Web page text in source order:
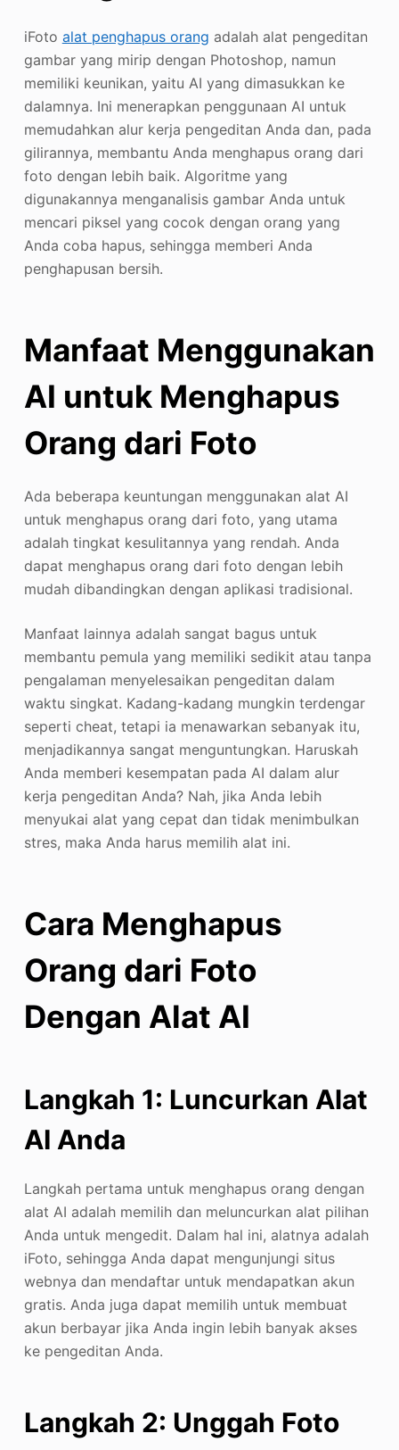
iFoto alat penghapus orang adalah alat pengeditan
gambar yang mirip dengan Photoshop, namun
memiliki keunikan, yaitu AI yang dimasukkan ke
dalamnya. Ini menerapkan penggunaan AI untuk
memudahkan alur kerja pengeditan Anda dan, pada
gilirannya, membantu Anda menghapus orang dari
foto dengan lebih baik. Algoritme yang
digunakannya menganalisis gambar Anda untuk
mencari piksel yang cocok dengan orang yang
Anda coba hapus, sehingga memberi Anda
penghapusan bersih.
Manfaat Menggunakan
AI untuk Menghapus
Orang dari Foto
Ada beberapa keuntungan menggunakan alat AI
untuk menghapus orang dari foto, yang utama
adalah tingkat kesulitannya yang rendah. Anda
dapat menghapus orang dari foto dengan lebih
mudah dibandingkan dengan aplikasi tradisional.
Manfaat lainnya adalah sangat bagus untuk
membantu pemula yang memiliki sedikit atau tanpa
pengalaman menyelesaikan pengeditan dalam
waktu singkat. Kadang-kadang mungkin terdengar
seperti cheat, tetapi ia menawarkan sebanyak itu,
menjadikannya sangat menguntungkan. Haruskah
Anda memberi kesempatan pada AI dalam alur
kerja pengeditan Anda? Nah, jika Anda lebih
menyukai alat yang cepat dan tidak menimbulkan
stres, maka Anda harus memilih alat ini.
Cara Menghapus
Orang dari Foto
Dengan Alat AI
Langkah 1: Luncurkan Alat
AI Anda
Langkah pertama untuk menghapus orang dengan
alat AI adalah memilih dan meluncurkan alat pilihan
Anda untuk mengedit. Dalam hal ini, alatnya adalah
iFoto, sehingga Anda dapat mengunjungi situs
webnya dan mendaftar untuk mendapatkan akun
gratis. Anda juga dapat memilih untuk membuat
akun berbayar jika Anda ingin lebih banyak akses
ke pengeditan Anda.
Langkah 2: Unggah Foto